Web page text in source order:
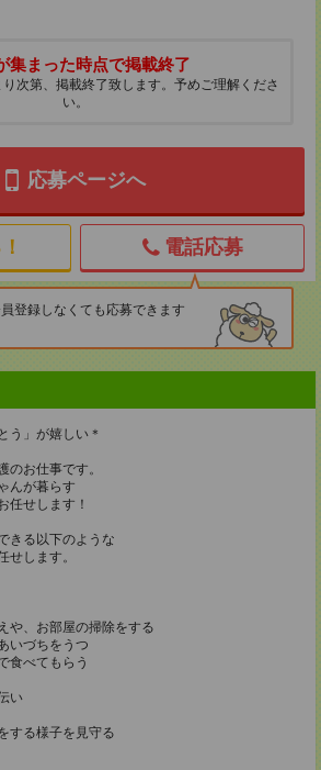
集まった時点で掲載終了
次第、掲載終了致します。予めご理解くださ
い。
応募ページへ
電話応募
登録しなくても応募できます
う」が嬉しい＊
のお仕事です。
んが暮らす
任せします！
きる以下のような
せします。
や、お部屋の掃除をする
いづちをうつ
食べてもらう
い
する様子を見守る